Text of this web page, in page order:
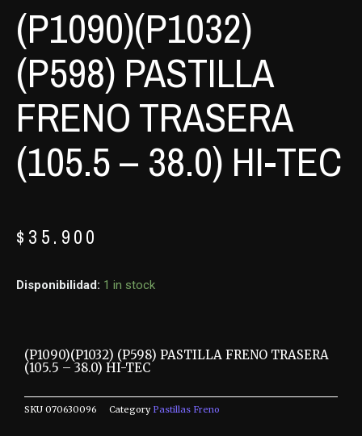
(P1090)(P1032)
(P598) PASTILLA
FRENO TRASERA
(105.5 – 38.0) HI-TEC
$ 35.900
Disponibilidad: 1 in stock
(P1090)(P1032) (P598) PASTILLA FRENO TRASERA
(105.5 – 38.0) HI-TEC
SKU 070630096 Category Pastillas Freno